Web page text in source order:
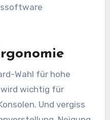
Wahl für hohe
wird wichtig für
Und vergiss